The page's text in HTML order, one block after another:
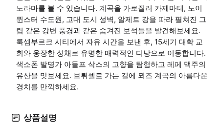
노라마를 볼 수 있습니다. 계곡을 가로질러 카제마테, 노이
뮌스터 수도원, 고대 도시 성벽, 알제트 강을 따라 펼쳐진 그
림 같은 강변 풍경과 같은 숨겨진 보석들을 발견해보세요.
룩셈부르크 시티에서 자유 시간을 보낸 후, 15세기 대학 교
회와 웅장한 성채로 유명한 매력적인 디낭으로 이동합니다.
색소폰 발명가 아돌프 삭스의 고향을 탐험하고 레페 맥주의
유산을 맛보세요. 브뤼셀로 가는 길에 뫼즈 계곡의 아름다운
경치를 만끽하세요.
상품설명